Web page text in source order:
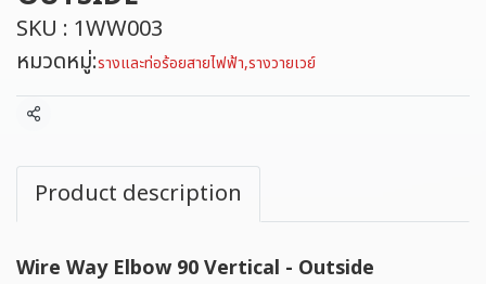
SKU : 1WW003
หมวดหมู่:รางและท่อร้อยสายไฟฟ้า,รางวายเวย์
แชร์
Product description
Wire Way Elbow 90 Vertical - Outside